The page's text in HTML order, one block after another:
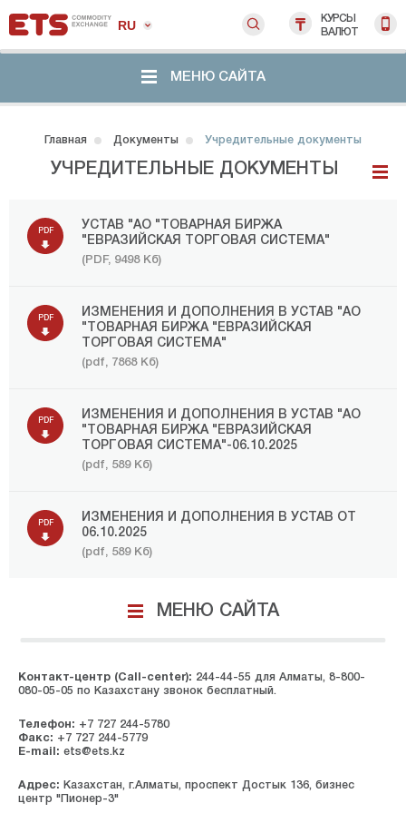
RU
КУРСЫ
ВАЛЮТ
МЕНЮ САЙТА
Главная Документы Учредительные документы
УЧРЕДИТЕЛЬНЫЕ ДОКУМЕНТЫ
PDF
УСТАВ "АО "ТОВАРНАЯ БИРЖА
"ЕВРАЗИЙСКАЯ ТОРГОВАЯ СИСТЕМА"
(PDF, 9498 Кб)
PDF
ИЗМЕНЕНИЯ И ДОПОЛНЕНИЯ В УСТАВ "АО
"ТОВАРНАЯ БИРЖА "ЕВРАЗИЙСКАЯ
ТОРГОВАЯ СИСТЕМА"
(pdf, 7868 Кб)
PDF
ИЗМЕНЕНИЯ И ДОПОЛНЕНИЯ В УСТАВ "АО
"ТОВАРНАЯ БИРЖА "ЕВРАЗИЙСКАЯ
ТОРГОВАЯ СИСТЕМА"-06.10.2025
(pdf, 589 Кб)
PDF
ИЗМЕНЕНИЯ И ДОПОЛНЕНИЯ В УСТАВ ОТ
06.10.2025
(pdf, 589 Кб)
МЕНЮ САЙТА
Контакт-центр (Call-center): 244-44-55 для Алматы, 8-800-
080-05-05 по Казахстану звонок бесплатный.
Телефон: +7 727 244-5780
Факс: +7 727 244-5779
E-mail: ets@ets.kz
Адрес: Казахстан, г.Алматы, проспект Достык 136, бизнес
центр "Пионер-3"